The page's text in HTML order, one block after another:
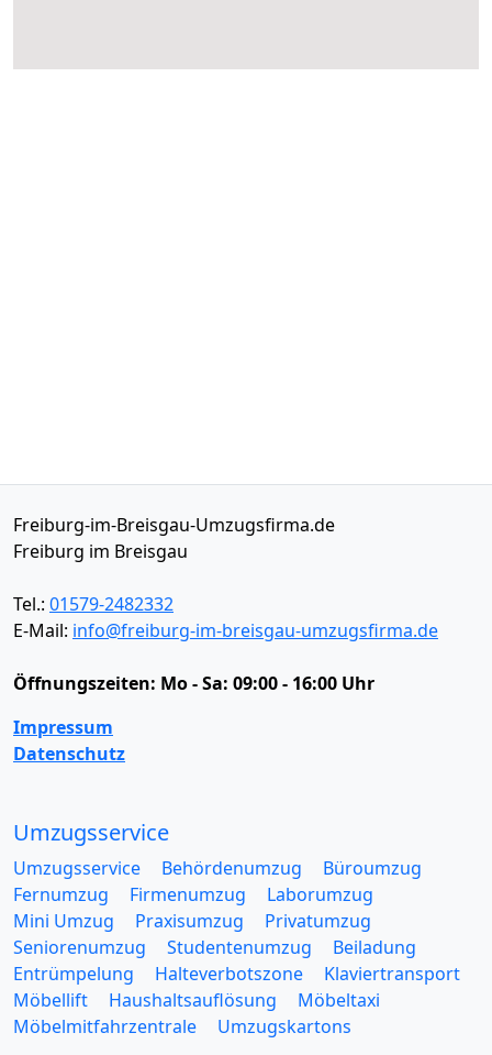
Freiburg-im-Breisgau-Umzugsfirma.de
Freiburg im Breisgau
Tel.: 01579-2482332
E-Mail: info@freiburg-im-breisgau-umzugsfirma.de
Öffnungszeiten: Mo - Sa: 09:00 - 16:00 Uhr
Impressum
Datenschutz
Umzugsservice
Umzugsservice Behördenumzug
Büroumzug
Fernumzug
Firmenumzug
Laborumzug
Mini Umzug
Praxisumzug
Privatumzug
Seniorenumzug
Studentenumzug
Beiladung
Entrümpelung
Halteverbotszone
Klaviertransport
Möbellift
Haushaltsauflösung
Möbeltaxi
Möbelmitfahrzentrale
Umzugskartons